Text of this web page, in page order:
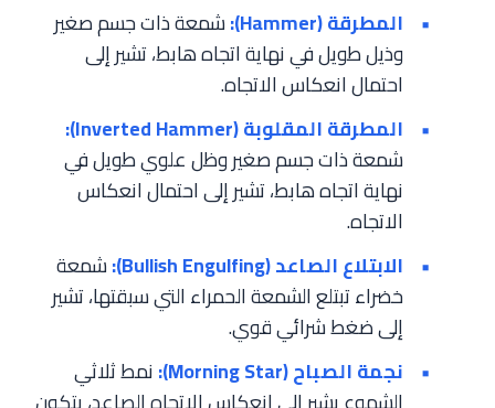
المطرقة (Hammer):
شمعة ذات جسم صغير
وذيل طويل في نهاية اتجاه هابط، تشير إلى
احتمال انعكاس الاتجاه.
المطرقة المقلوبة (Inverted Hammer):
شمعة ذات جسم صغير وظل علوي طويل في
نهاية اتجاه هابط، تشير إلى احتمال انعكاس
الاتجاه.
الابتلاع الصاعد (Bullish Engulfing):
شمعة
خضراء تبتلع الشمعة الحمراء التي سبقتها، تشير
إلى ضغط شرائي قوي.
نجمة الصباح (Morning Star):
نمط ثلاثي